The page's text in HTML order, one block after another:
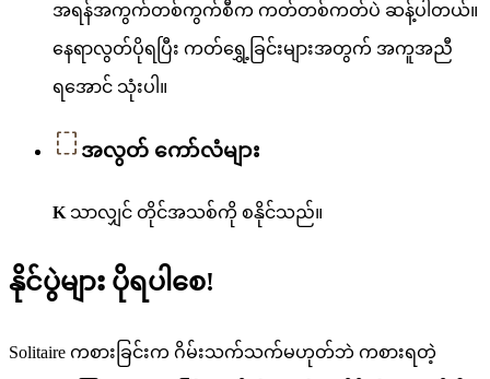
အရန်အကွက်တစ်ကွက်စီက ကတ်တစ်ကတ်ပဲ ဆန့်ပါတယ်။
နေရာလွတ်ပိုရပြီး ကတ်ရွှေ့ခြင်းများအတွက် အကူအညီ
ရအောင် သုံးပါ။
အလွတ် ကော်လံများ
K သာလျှင် တိုင်အသစ်ကို စနိုင်သည်။
နိုင်ပွဲများ ပိုရပါစေ!
Solitaire ကစားခြင်းက ဂိမ်းသက်သက်မဟုတ်ဘဲ ကစားရတဲ့